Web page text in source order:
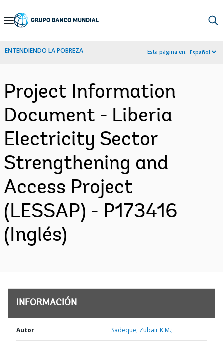
Skip
Navigation
ENTENDIENDO LA POBREZA Esta página en: Español
Project Information
Document - Liberia
Electricity Sector
Strengthening and
Access Project
(LESSAP) - P173416
(Inglés)
INFORMACIÓN
Autor Sadeque, Zubair K.M.;